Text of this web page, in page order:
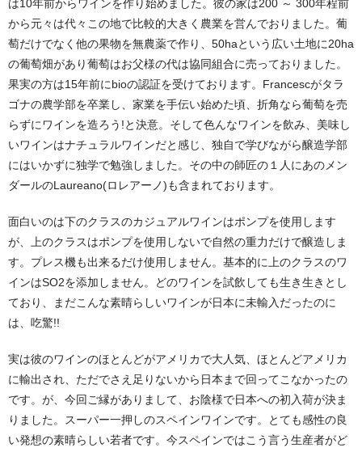
は10年前からワインを作り始めました。彼の家は200 ～ 300年程前
から元々は代々この地で比較的大きく農業を営んでおりました。葡
萄だけでなく他の果物を無農薬で作り、50haという広い土地に20ha
の葡萄畑があり葡萄はお父様の代は協同組合に売っておりました。
果実の方は15年前にbioの認証を受けております。Francescがタラ
ゴナの農学部を卒業し、家業を手伝い始めた頃、折角なら葡萄を売
らずにワインを造ろう!と決意。そして色んなワインを飲み、美味し
いワインはナチュラルワインだと感じ、独自で学びながら醸造学部
にはいかずに独学で勉強しました。その中の師匠の１人にあのメン
ダールのLaureano(ロレアーノ)も含まれております。
面白いのは下のクラスのカジュアルワインはポンプを使用します
が、上のクラスはポンプを使用しないで自然の重力だけで醸造しま
す。プレス機も出来るだけ使用しません。基本的に上のクラスのワ
インはSO2を添加しません。どのワインを試飲しても生き生きとし
ており、まだこんな素晴らしいワインが日本に未輸入だったのに
は、吃驚!!
実は彼のワインのほとんどがアメリカで大人気、ほとんどアメリカ
に輸出され、ただでさえ足りないから日本まで回ってこなかったの
です。が、今回ご縁がありまして、お陰様で日本への初入荷が決ま
りました。スーパー一押しのスペインワインです。とても感性の良
い発想の素晴らしい若者です。今スペインではこう言う生産者がど